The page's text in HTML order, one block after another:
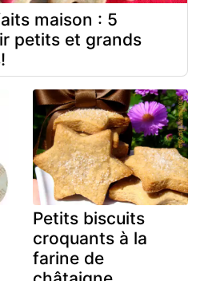
maison : 5
petits et grands
Petits biscuits
croquants à la
farine de